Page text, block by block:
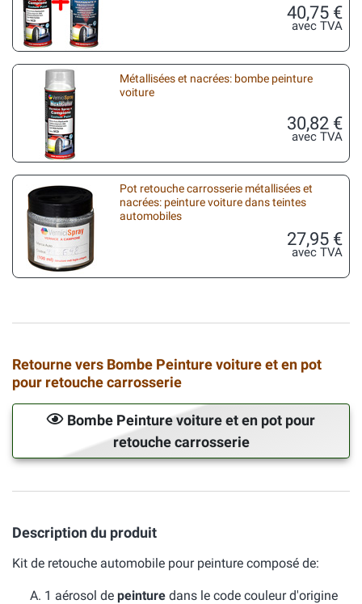
40,75 €
avec TVA
Métallisées et nacrées: bombe peinture
voiture
30,82 €
avec TVA
Pot retouche carrosserie métallisées et
nacrées: peinture voiture dans teintes
automobiles
27,95 €
avec TVA
Retourne vers Bombe Peinture voiture et en pot
pour retouche carrosserie
Bombe Peinture voiture et en pot pour
retouche carrosserie
Description du produit
Kit de retouche automobile pour peinture composé de:
1 aérosol de peinture dans le code couleur d'origine